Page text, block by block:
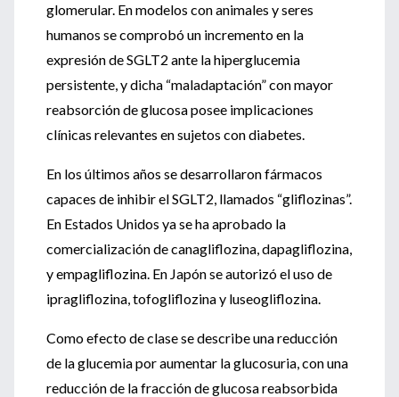
glomerular. En modelos con animales y seres
humanos se comprobó un incremento en la
expresión de SGLT2 ante la hiperglucemia
persistente, y dicha “maladaptación” con mayor
reabsorción de glucosa posee implicaciones
clínicas relevantes en sujetos con diabetes.
En los últimos años se desarrollaron fármacos
capaces de inhibir el SGLT2, llamados “gliflozinas”.
En Estados Unidos ya se ha aprobado la
comercialización de canagliflozina, dapagliflozina,
y empagliflozina. En Japón se autorizó el uso de
ipragliflozina, tofogliflozina y luseogliflozina.
Como efecto de clase se describe una reducción
de la glucemia por aumentar la glucosuria, con una
reducción de la fracción de glucosa reabsorbida